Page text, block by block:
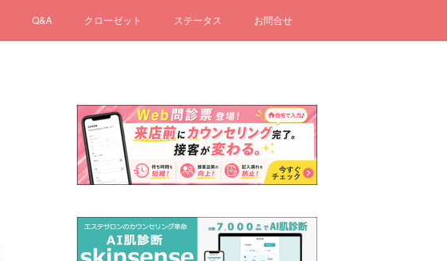
Q&A クローゼット ステータス お問合せ